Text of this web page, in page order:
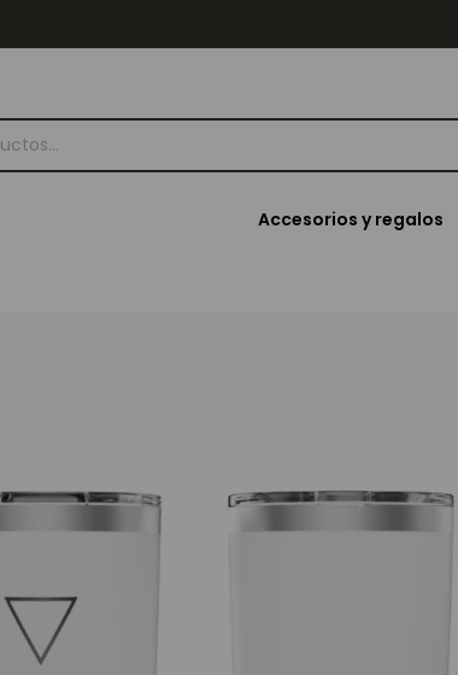
Accesorios y regalos